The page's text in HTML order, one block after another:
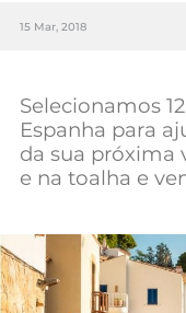
Mundial
15 Mar, 2018
Selecionamos
Espanha para
da sua próxima
e na toalha e